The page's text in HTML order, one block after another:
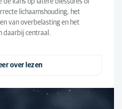
de kans op latere blessures of
lichaamshouding, het
van overbelasting en het
daarbij centraal.
over lezen